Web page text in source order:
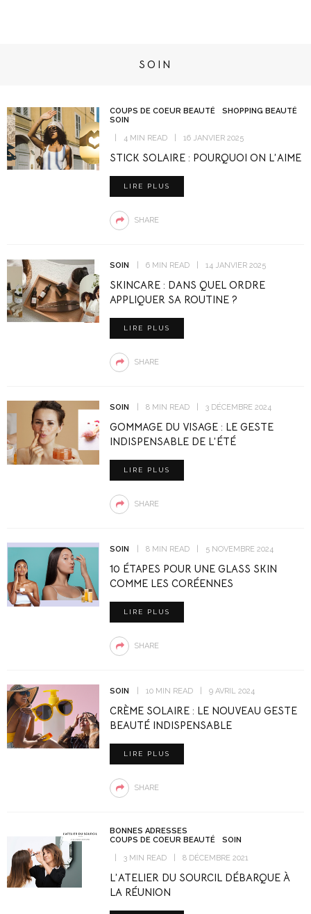
SOIN
COUPS DE COEUR BEAUTÉ
SHOPPING BEAUTÉ
SOIN
4 MIN READ
16 JANVIER 2025
STICK SOLAIRE : POURQUOI ON L’AIME
LIRE PLUS
SHARE
SOIN 6 MIN READ 14 JANVIER 2025
SKINCARE : DANS QUEL ORDRE
APPLIQUER SA ROUTINE ?
LIRE PLUS
SHARE
SOIN 8 MIN READ 3 DÉCEMBRE 2024
GOMMAGE DU VISAGE : LE GESTE
INDISPENSABLE DE L’ÉTÉ
LIRE PLUS
SHARE
SOIN 8 MIN READ 5 NOVEMBRE 2024
10 ÉTAPES POUR UNE GLASS SKIN
COMME LES CORÉENNES
LIRE PLUS
SHARE
SOIN 10 MIN READ 9 AVRIL 2024
CRÈME SOLAIRE : LE NOUVEAU GESTE
BEAUTÉ INDISPENSABLE
LIRE PLUS
SHARE
BONNES ADRESSES
COUPS DE COEUR BEAUTÉ
SOIN
3 MIN READ
8 DÉCEMBRE 2021
L’ATELIER DU SOURCIL DÉBARQUE À
LA RÉUNION